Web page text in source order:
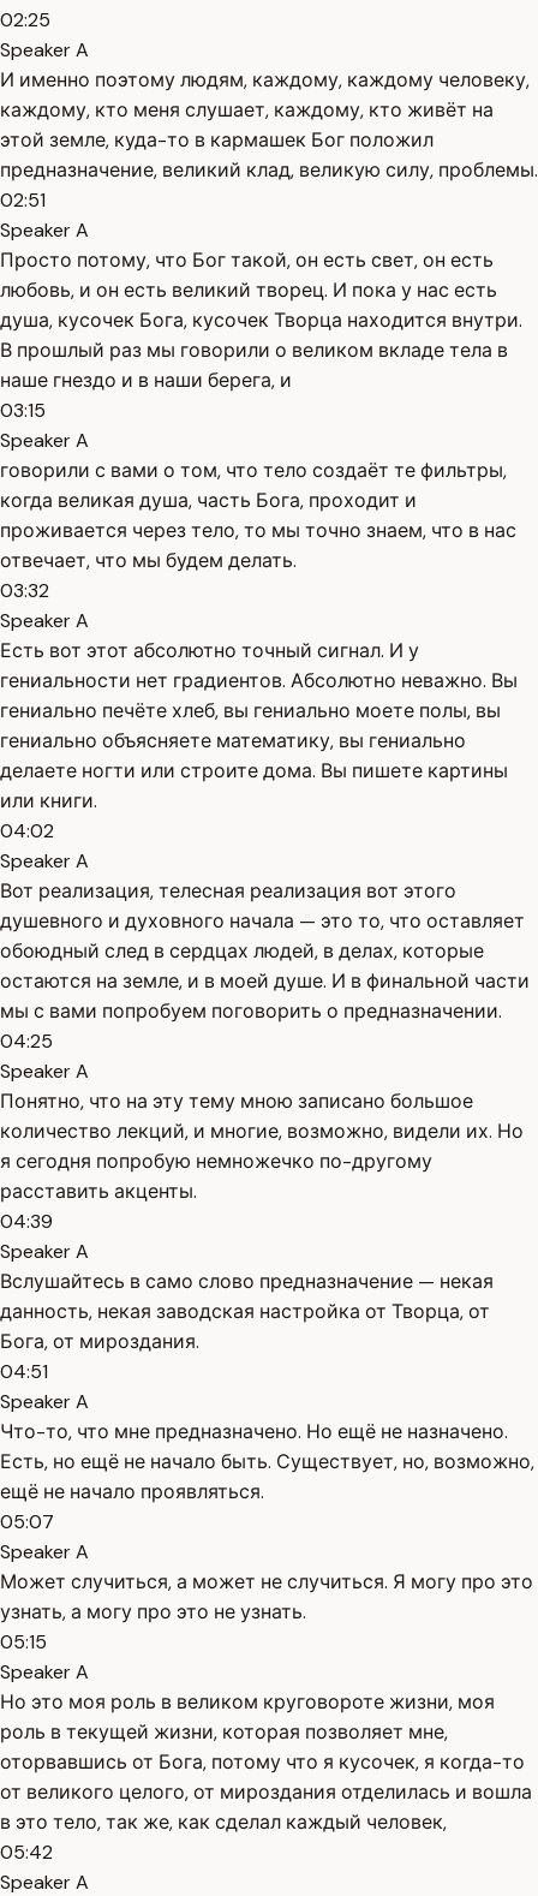
02:25
Speaker A
И именно поэтому людям, каждому, каждому человеку,
каждому, кто меня слушает, каждому, кто живёт на
этой земле, куда-то в кармашек Бог положил
предназначение, великий клад, великую силу, проблемы.
02:51
Speaker A
Просто потому, что Бог такой, он есть свет, он есть
любовь, и он есть великий творец. И пока у нас есть
душа, кусочек Бога, кусочек Творца находится внутри.
В прошлый раз мы говорили о великом вкладе тела в
наше гнездо и в наши берега, и
03:15
Speaker A
говорили с вами о том, что тело создаёт те фильтры,
когда великая душа, часть Бога, проходит и
проживается через тело, то мы точно знаем, что в нас
отвечает, что мы будем делать.
03:32
Speaker A
Есть вот этот абсолютно точный сигнал. И у
гениальности нет градиентов. Абсолютно неважно. Вы
гениально печёте хлеб, вы гениально моете полы, вы
гениально объясняете математику, вы гениально
делаете ногти или строите дома. Вы пишете картины
или книги.
04:02
Speaker A
Вот реализация, телесная реализация вот этого
душевного и духовного начала — это то, что оставляет
обоюдный след в сердцах людей, в делах, которые
остаются на земле, и в моей душе. И в финальной части
мы с вами попробуем поговорить о предназначении.
04:25
Speaker A
Понятно, что на эту тему мною записано большое
количество лекций, и многие, возможно, видели их. Но
я сегодня попробую немножечко по-другому
расставить акценты.
04:39
Speaker A
Вслушайтесь в само слово предназначение — некая
данность, некая заводская настройка от Творца, от
Бога, от мироздания.
04:51
Speaker A
Что-то, что мне предназначено. Но ещё не назначено.
Есть, но ещё не начало быть. Существует, но, возможно,
ещё не начало проявляться.
05:07
Speaker A
Может случиться, а может не случиться. Я могу про это
узнать, а могу про это не узнать.
05:15
Speaker A
Но это моя роль в великом круговороте жизни, моя
роль в текущей жизни, которая позволяет мне,
оторвавшись от Бога, потому что я кусочек, я когда-то
от великого целого, от мироздания отделилась и вошла
в это тело, так же, как сделал каждый человек,
05:42
Speaker A